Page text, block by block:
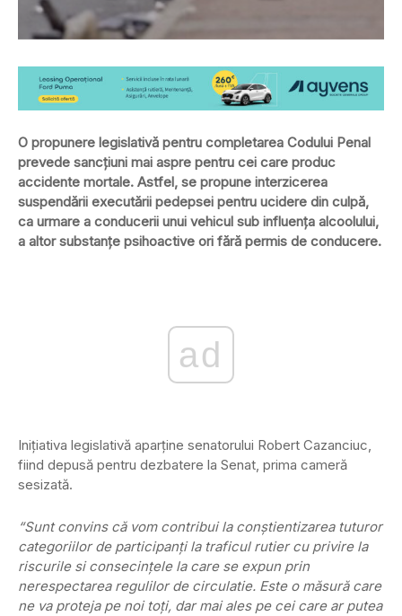
O propunere legislativă pentru completarea Codului Penal
prevede sancţiuni mai aspre pentru cei care produc
accidente mortale. Astfel, se propune interzicerea
suspendării executării pedepsei pentru ucidere din culpă,
ca urmare a conducerii unui vehicul sub influenţa alcoolului,
a altor substanţe psihoactive ori fără permis de conducere.
ad
Iniţiativa legislativă aparţine senatorului Robert Cazanciuc,
fiind depusă pentru dezbatere la Senat, prima cameră
sesizată.
“Sunt convins că vom contribui la conştientizarea tuturor
categoriilor de participanţi la traficul rutier cu privire la
riscurile si consecinţele la care se expun prin
nerespectarea regulilor de circulatie. Este o măsură care
ne va proteja pe noi toţi, dar mai ales pe cei care ar putea